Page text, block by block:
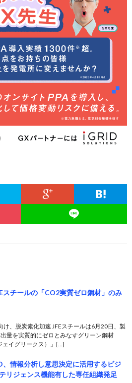
スチールの「CO2実質ゼロ鋼材」のみ
け、脱炭素化加速 JFEスチールは6月20日、製
量を実質的にゼロとみなすグリーン鋼材
ェイグリークス）」[…]
、情報分析し意思決定に活用するビジ
リジェンス機能有した専任組織発足